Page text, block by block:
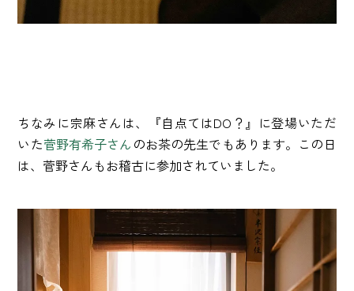
ちなみに宗麻さんは、『自点てはDO？』に登場いただ
いた菅野有希子さん のお茶の先生でもあります。この日
は、菅野さんもお稽古に参加されていました。